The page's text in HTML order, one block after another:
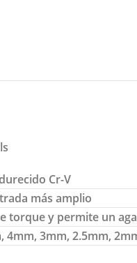
Cr-V
más amplio
torque y permite un
4mm, 3mm, 2.5mm,